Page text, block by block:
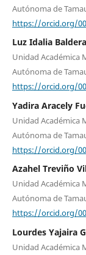
Autónoma de
https://orcid.org/
Luz Idalia
Unidad Académica
Autónoma de
https://orcid.org/
Yadira Aracely
Unidad Académica
Autónoma de
https://orcid.org/
Azahel Treviño
Unidad Académica
Autónoma de
https://orcid.org/
Lourdes Yajaira
Unidad Académica